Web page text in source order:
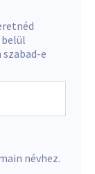
e
névhez.